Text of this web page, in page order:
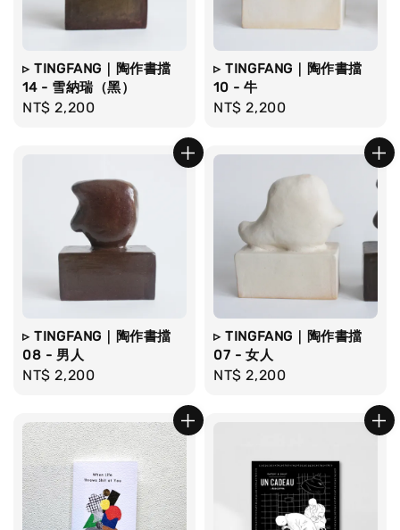
▹ TINGFANG｜陶作書擋
14 - 雪納瑞（黑）
Regular
NT$ 2,200
▹ TINGFANG｜陶作書擋
10 - 牛
Regular
NT$ 2,200
▹ TINGFANG｜陶作書擋
08 - 男人
Regular
NT$ 2,200
▹ TINGFANG｜陶作書擋
07 - 女人
Regular
NT$ 2,200